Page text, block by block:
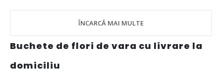
ÎNCARCĂ MAI MULTE
Buchete de flori de vara cu livrare la
domiciliu